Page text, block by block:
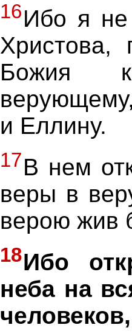
16Ибо я не
Божия
и Еллину.
17В нем
веры в
верою жив
18Ибо
неба на